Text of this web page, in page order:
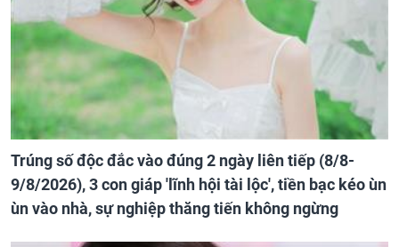
Trúng số độc đắc vào đúng 2 ngày liên tiếp (8/8-
9/8/2026), 3 con giáp 'lĩnh hội tài lộc', tiền bạc kéo ùn
ùn vào nhà, sự nghiệp thăng tiến không ngừng